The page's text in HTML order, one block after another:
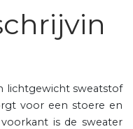
lichtgewicht sweatstof
voor een stoere en
is de sweater